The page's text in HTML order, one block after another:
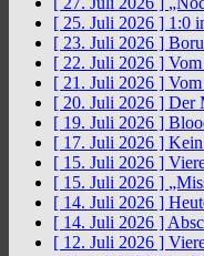
[ 25. Juli 2026 ] 1:0
[ 23. Juli 2026 ]
[ 22. Juli 2026 ]
[ 21. Juli 2026 ]
[ 20. Juli 2026 ] Der
[ 19. Juli 2026 ]
[ 17. Juli 2026 ]
[ 15. Juli 2026 ]
[ 15. Juli 2026 ]
[ 14. Juli 2026 ]
[ 14. Juli 2026 ]
[ 12. Juli 2026 ]